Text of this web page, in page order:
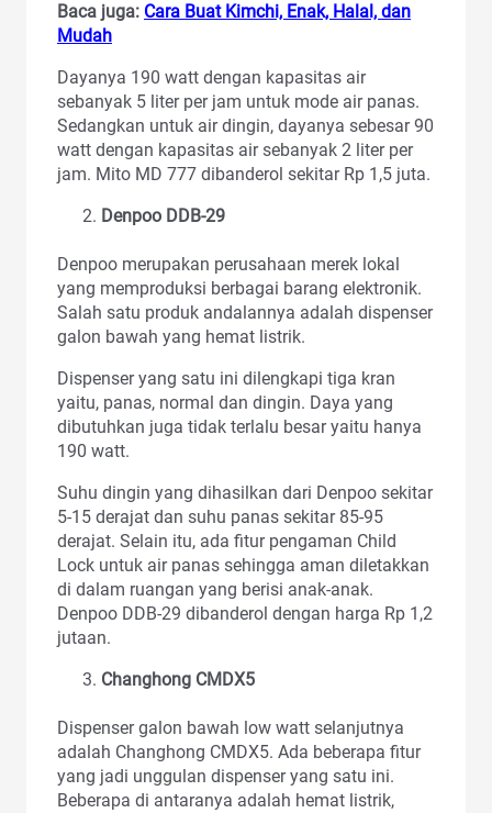
Baca juga: Cara Buat Kimchi, Enak, Halal, dan
Mudah
Dayanya 190 watt dengan kapasitas air
sebanyak 5 liter per jam untuk mode air panas.
Sedangkan untuk air dingin, dayanya sebesar 90
watt dengan kapasitas air sebanyak 2 liter per
jam. Mito MD 777 dibanderol sekitar Rp 1,5 juta.
Denpoo DDB-29
Denpoo merupakan perusahaan merek lokal
yang memproduksi berbagai barang elektronik.
Salah satu produk andalannya adalah dispenser
galon bawah yang hemat listrik.
Dispenser yang satu ini dilengkapi tiga kran
yaitu, panas, normal dan dingin. Daya yang
dibutuhkan juga tidak terlalu besar yaitu hanya
190 watt.
Suhu dingin yang dihasilkan dari Denpoo sekitar
5-15 derajat dan suhu panas sekitar 85-95
derajat. Selain itu, ada fitur pengaman Child
Lock untuk air panas sehingga aman diletakkan
di dalam ruangan yang berisi anak-anak.
Denpoo DDB-29 dibanderol dengan harga Rp 1,2
jutaan.
Changhong CMDX5
Dispenser galon bawah low watt selanjutnya
adalah Changhong CMDX5. Ada beberapa fitur
yang jadi unggulan dispenser yang satu ini.
Beberapa di antaranya adalah hemat listrik,